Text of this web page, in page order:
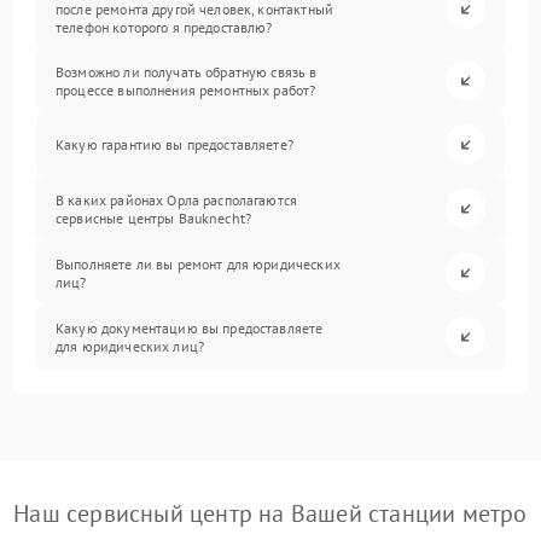
после ремонта другой человек, контактный
телефон которого я предоставлю?
Возможно ли получать обратную связь в
процессе выполнения ремонтных работ?
Какую гарантию вы предоставляете?
В каких районах Орла располагаются
сервисные центры Bauknecht?
Выполняете ли вы ремонт для юридических
лиц?
Какую документацию вы предоставляете
для юридических лиц?
Наш сервисный центр на Вашей станции метро